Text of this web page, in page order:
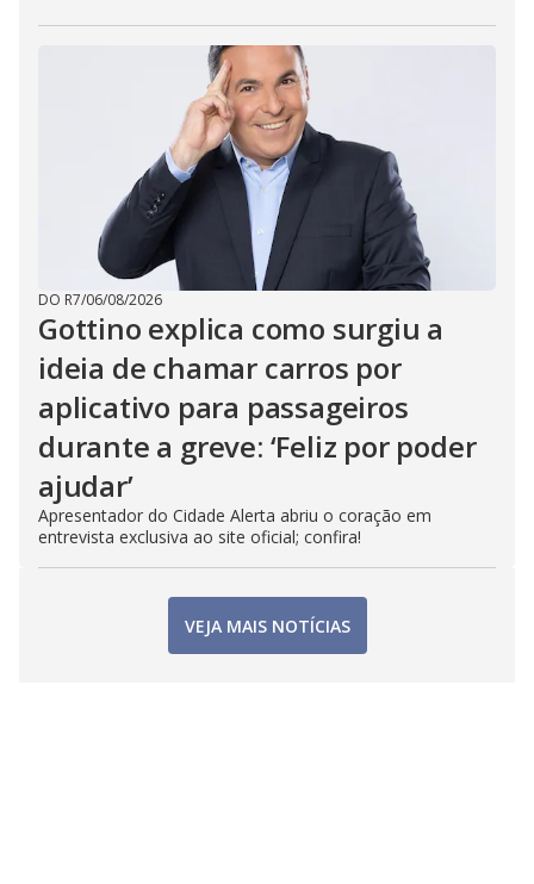
DO R7/06/08/2026
Gottino explica como surgiu a
ideia de chamar carros por
aplicativo para passageiros
durante a greve: ‘Feliz por poder
ajudar’
Apresentador do Cidade Alerta abriu o coração em
entrevista exclusiva ao site oficial; confira!
VEJA MAIS NOTÍCIAS